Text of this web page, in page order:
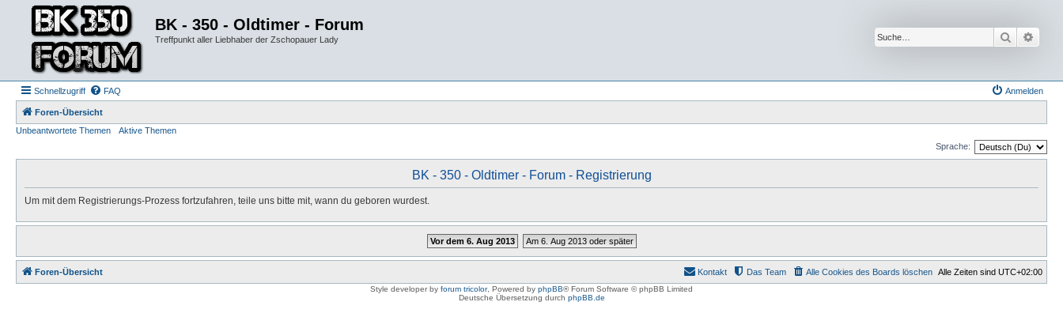
BK - 350 - Oldtimer - Forum
Treffpunkt aller Liebhaber der Zschopauer Lady Suche
Schnellzugriff FAQ Anmelden
Foren-Übersicht
Unbeantwortete Themen
Aktive Themen
Sprache:
BK - 350 - Oldtimer - Forum - Registrierung
Um mit dem Registrierungs-Prozess fortzufahren, teile uns bitte mit, wann du geboren wurdest.
Vor dem 6. Aug 2013 Am 6. Aug 2013 oder später
Foren-Übersicht Alle Zeiten sind UTC+02:00
Alle Cookies des Boards löschen
Das Team
Kontakt
Style developer by forum tricolor, Powered by phpBB® Forum Software © phpBB Limited
Deutsche Übersetzung durch phpBB.de